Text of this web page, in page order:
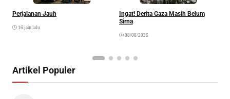
Perjalanan Jauh
16 jam lalu
Ingat! Derita Gaza Masih Belum
Sirna
08/08/2026
Artikel Populer